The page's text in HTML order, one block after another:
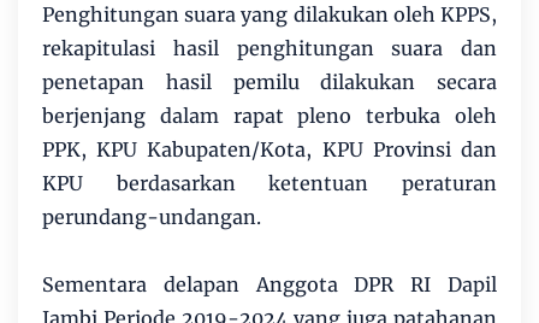
Penghitungan suara yang dilakukan oleh KPPS,
rekapitulasi hasil penghitungan suara dan
penetapan hasil pemilu dilakukan secara
berjenjang dalam rapat pleno terbuka oleh
PPK, KPU Kabupaten/Kota, KPU Provinsi dan
KPU berdasarkan ketentuan peraturan
perundang-undangan.
Sementara delapan Anggota DPR RI Dapil
Jambi Periode 2019-2024 yang juga patahanan